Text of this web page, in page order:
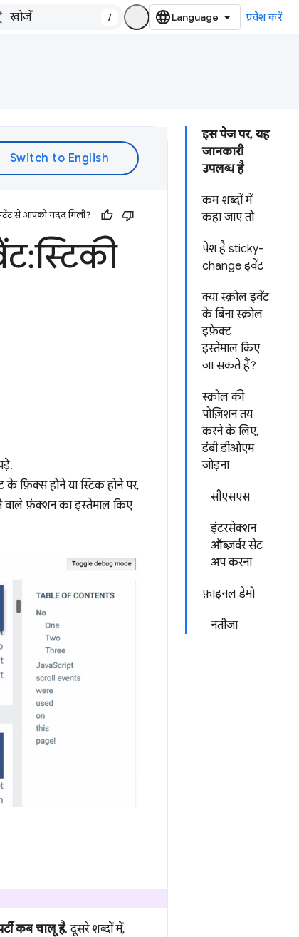
/ प्रवेश करें
इस पेज पर, यह
जानकारी
उपलब्ध है
कम शब्दों में
कहा जाए तो
पेश है sticky-
change इवेंट
क्या स्क्रोल इवेंट
के बिना स्क्रोल
इफ़ेक्ट
इस्तेमाल किए
जा सकते हैं?
स्क्रोल की
पोज़िशन तय
करने के लिए,
डंबी डीओएम
जोड़ना
सीएसएस
इंटरसेक्शन
ऑब्ज़र्वर सेट
अप करना
फ़ाइनल डेमो
नतीजा
से आपको मदद मिली?
के फ़िक्स होने या स्टिक होने पर,
वाले फ़ंक्शन का इस्तेमाल किए
कब चालू है. दूसरे शब्दों में,